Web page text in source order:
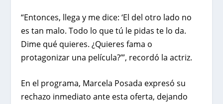
“Entonces, llega y me dice: ‘El del otro lado no
es tan malo. Todo lo que tú le pidas te lo da.
Dime qué quieres. ¿Quieres fama o
protagonizar una película?’”, recordó la actriz.
En el programa, Marcela Posada expresó su
rechazo inmediato ante esta oferta, dejando